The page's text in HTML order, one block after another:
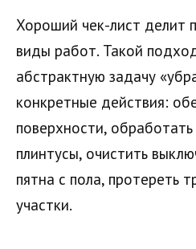
Хороший чек-лист делит
виды работ. Такой
абстрактную задачу
конкретные действия:
поверхности,
плинтусы, очистить
пятна с пола, протереть
участки.